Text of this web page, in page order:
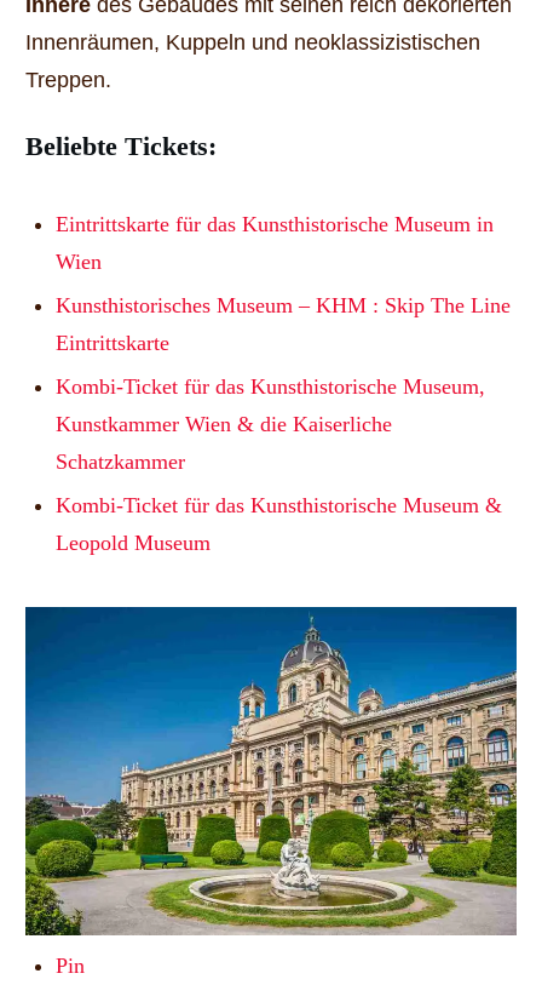
Innenräumen, Kuppeln und neoklassizistischen
Treppen.
Beliebte Tickets:
Eintrittskarte für das Kunsthistorische Museum in
Wien
Kunsthistorisches Museum – KHM : Skip The Line
Eintrittskarte
Kombi-Ticket für das Kunsthistorische Museum,
Kunstkammer Wien & die Kaiserliche
Schatzkammer
Kombi-Ticket für das Kunsthistorische Museum &
Leopold Museum
Pin